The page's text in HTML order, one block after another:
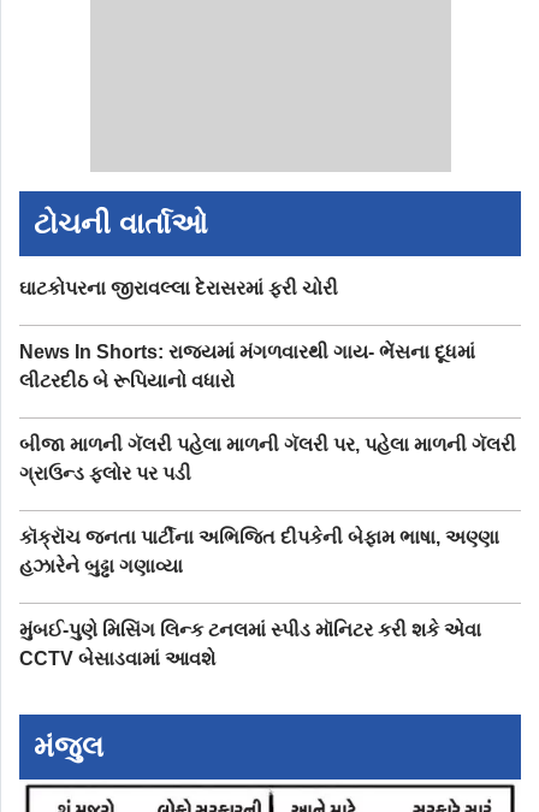
ટોચની વાર્તાઓ
ઘાટકોપરના જીરાવલ્લા દેરાસરમાં ફરી ચોરી
News In Shorts: રાજ્યમાં મંગળવારથી ગાય- ભેંસના દૂધમાં
લીટરદીઠ બે રૂપિયાનો વધારો
બીજા માળની ગૅલરી પહેલા માળની ગૅલરી પર, પહેલા માળની ગૅલરી
ગ્રાઉન્ડ ફ્લોર પર પડી
કૉક્રૉચ જનતા પાર્ટીના અભિજિત દીપકેની બેફામ ભાષા, અણ્ણા
હઝારેને બુઢ્ઢા ગણાવ્યા
મુંબઈ-પુણે મિસિંગ લિન્ક ટનલમાં સ્પીડ મૉનિટર કરી શકે એવા
CCTV બેસાડવામાં આવશે
મંજુલ